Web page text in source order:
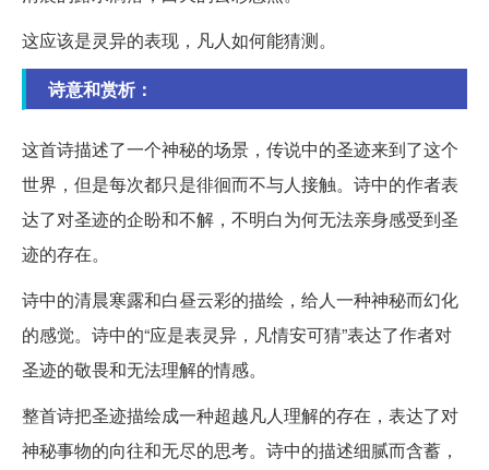
这应该是灵异的表现，凡人如何能猜测。
诗意和赏析：
这首诗描述了一个神秘的场景，传说中的圣迹来到了这个
世界，但是每次都只是徘徊而不与人接触。诗中的作者表
达了对圣迹的企盼和不解，不明白为何无法亲身感受到圣
迹的存在。
诗中的清晨寒露和白昼云彩的描绘，给人一种神秘而幻化
的感觉。诗中的“应是表灵异，凡情安可猜”表达了作者对
圣迹的敬畏和无法理解的情感。
整首诗把圣迹描绘成一种超越凡人理解的存在，表达了对
神秘事物的向往和无尽的思考。诗中的描述细腻而含蓄，